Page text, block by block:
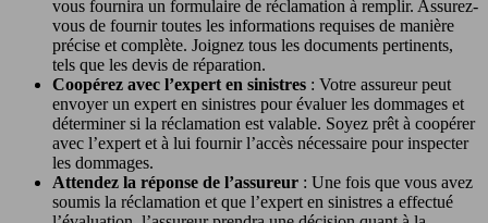
vous fournira un formulaire de réclamation à remplir. Assurez-
vous de fournir toutes les informations requises de manière
précise et complète. Joignez tous les documents pertinents,
tels que les devis de réparation.
Coopérez avec l’expert en sinistres : Votre assureur peut
envoyer un expert en sinistres pour évaluer les dommages et
déterminer si la réclamation est valable. Soyez prêt à coopérer
avec l’expert et à lui fournir l’accès nécessaire pour inspecter
les dommages.
Attendez la réponse de l’assureur : Une fois que vous avez
soumis la réclamation et que l’expert en sinistres a effectué